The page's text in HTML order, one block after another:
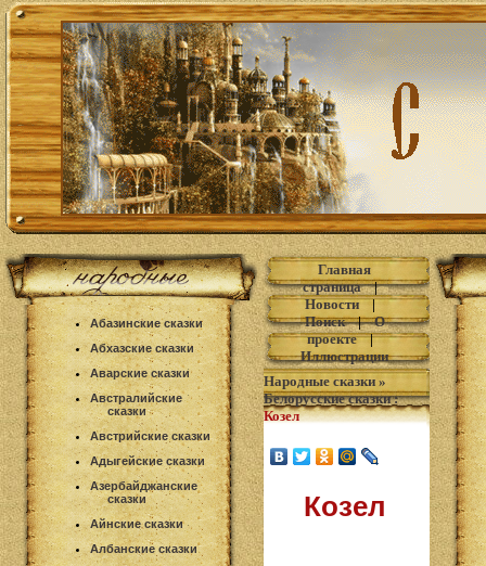
Абазинские сказки
Абхазские сказки
Аварские сказки
Австралийские
сказки
Австрийские сказки
Адыгейские сказки
Азербайджанские
сказки
Айнские сказки
Албанские сказки
Главная
страница|
Новости|
Поиск|О
проекте|
Иллюстрации
Народные сказки »
Белорусские сказки:
Козел
Козел